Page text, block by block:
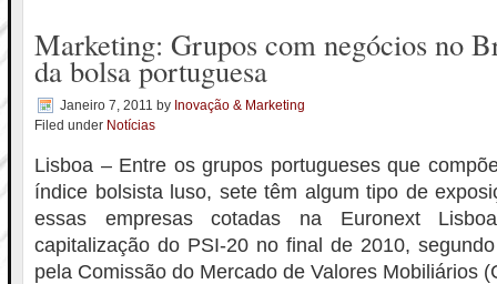
Marketing: Grupos com negócios no
da bolsa portuguesa
Janeiro 7, 2011 by Inovação & Marketing
Filed under Notícias
Lisboa – Entre os grupos portugueses que
índice bolsista luso, sete têm algum tipo de
essas empresas cotadas na Euronext
capitalização do PSI-20 no final de 2010,
pela Comissão do Mercado de Valores Mobiliários